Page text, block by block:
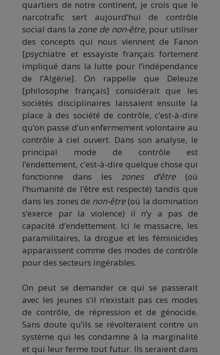
quartiers de notre continent, je crois que le
narcotrafic sert aujourd’hui de contrôle
social dans la zone de non-être, pour utiliser
des concepts qui nous viennent de Fanon
[psychiatre et essayiste français fortement
impliqué dans la lutte pour l’indépendance
de l’Algérie]. On rappelle que Deleuze
[philosophe français] considérait que les
sociétés disciplinaires laissaient ensuite la
place à des société de contrôle, c’est-à-dire
qu’on passe d’un enfermement volontaire au
contrôle à ciel ouvert. Dans son analyse, le
principal mode de contrôle est
l’endettement, c’est-à-dire quelque chose qui
fonctionne dans les zones d’être (où
l’humanité de l’être est respecté) tandis que
dans les zones de non-être(où la domination
s’exerce par la violence) il n’y a pas de
capacité d’endettement. Ici le massacre, les
paramilitaires, la drogue et les féminicides
apparaissent comme des modes de contrôle
pour des secteurs ingérables.
On peut se demander ce qui se passerait
avec les jeunes s’il n’existait pas ces modes
de contrôle, de répression et de génocide.
Sans doute qu’ils se révolteraient contre un
système qui les condamne à la marginalité
et qui leur ferme tout futur. Ils seraient dans